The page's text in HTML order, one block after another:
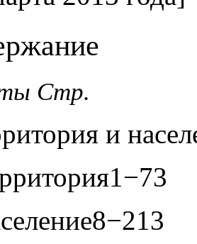
Стр.
и